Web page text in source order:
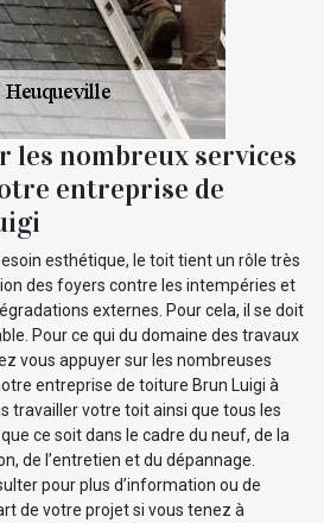
les nombreux services
entreprise de
esthétique, le toit tient un rôle très
des foyers contre les intempéries et
externes. Pour cela, il se doit
Pour ce qui du domaine des travaux
vous appuyer sur les nombreuses
entreprise de toiture Brun Luigi à
travailler votre toit ainsi que tous les
ce soit dans le cadre du neuf, de la
de l’entretien et du dépannage.
pour plus d’information ou de
de votre projet si vous tenez à